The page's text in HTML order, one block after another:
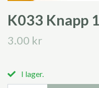
K033 Knapp
3.00 kr
I lager.